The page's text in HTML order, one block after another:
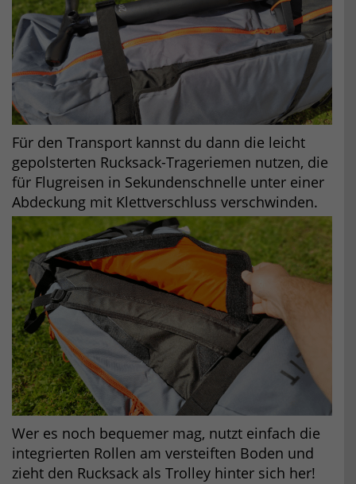
Für den Transport kannst du dann die leicht
gepolsterten Rucksack-Trageriemen nutzen, die
für Flugreisen in Sekundenschnelle unter einer
Abdeckung mit Klettverschluss verschwinden.
Wer es noch bequemer mag, nutzt einfach die
integrierten Rollen am versteiften Boden und
zieht den Rucksack als Trolley hinter sich her!